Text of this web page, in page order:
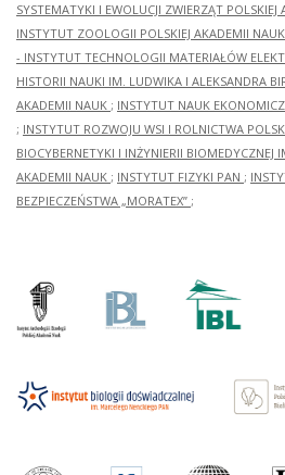
SYSTEMATYKI I EWOLUCJI ZWIERZĄT
INSTYTUT ZOOLOGII POLSKIEJ AKADEMII NAUK
- INSTYTUT TECHNOLOGII MATERIAŁÓW
HISTORII NAUKI IM. LUDWIKA I ALEKSANDRA
AKADEMII NAUK ; INSTYTUT NAUK
; INSTYTUT ROZWOJU WSI I ROLNICTWA
BIOCYBERNETYKI I INŻYNIERII BIOMEDYCZNEJ
AKADEMII NAUK ; INSTYTUT FIZYKI PAN ;
BEZPIECZEŃSTWA „MORATEX” ;